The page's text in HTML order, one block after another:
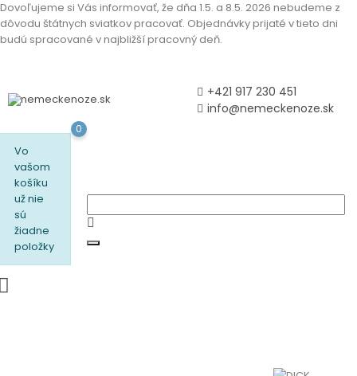
Dovoľujeme si Vás informovať, že dňa 1.5. a 8.5. 2026 nebudeme z
dôvodu štátnych sviatkov pracovať. Objednávky prijaté v tieto dni
budú spracované v najbližší pracovný deň.
+421 917 230 451
info@nemeckenoze.sk
Vo
vašom
košíku
už nie
sú
žiadne
položky
0